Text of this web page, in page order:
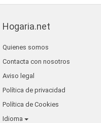
Hogaria.net
Quienes somos
Contacta con nosotros
Aviso legal
Política de privacidad
Política de Cookies
Idioma